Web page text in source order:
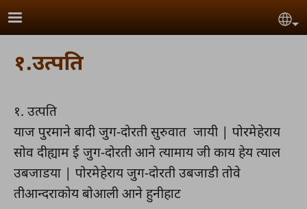
Skip to main content
१.उत्पति
१. उत्पति
याज पुरमाने बादी जुग-दोरती सुरुवात जायी | पोरमेहेराय
सोव दीह्याम ई जुग-दोरती आने त्यामाय जी काय हेय त्याल
उबजाडया | पोरमेहेराय जुग-दोरती उबजाडी तोवे
तीआन्दराकोय बोआली आने हुनीहाट